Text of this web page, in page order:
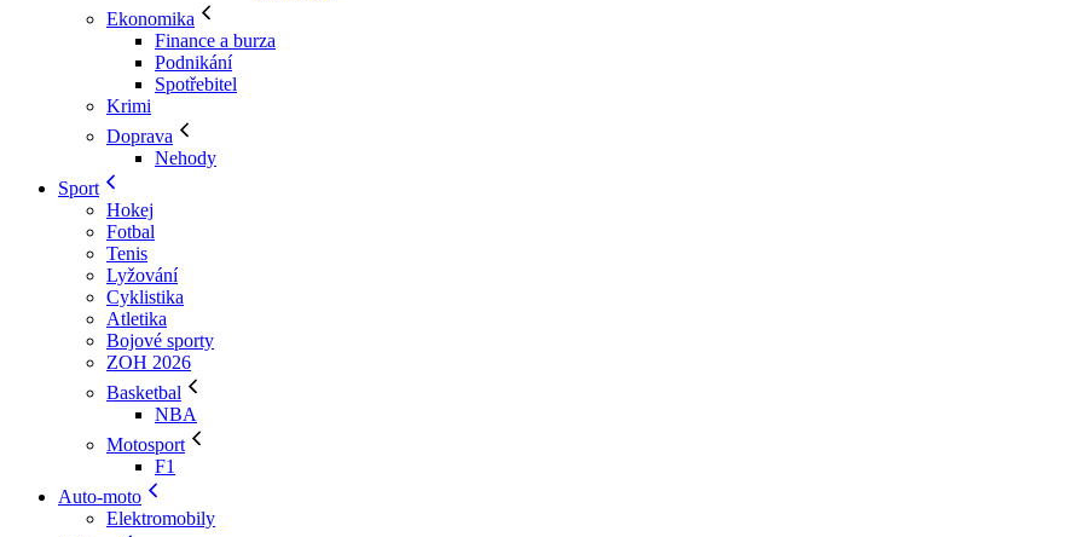
Ekonomika
Finance a burza
Podnikání
Spotřebitel
Krimi
Doprava
Nehody
Sport
Hokej
Fotbal
Tenis
Lyžování
Cyklistika
Atletika
Bojové sporty
ZOH 2026
Basketbal
NBA
Motosport
F1
Auto-moto
Elektromobily